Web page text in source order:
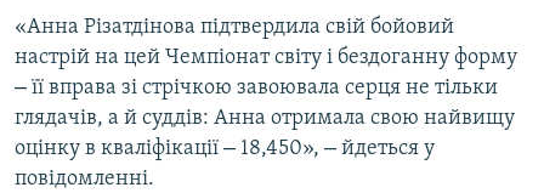
«Анна Різатдінова підтвердила свій бойовий
настрій на цей Чемпіонат світу і бездоганну форму
– її вправа зі стрічкою завоювала серця не тільки
глядачів, а й суддів: Анна отримала свою найвищу
оцінку в кваліфікації – 18,450», – йдеться у
повідомленні.